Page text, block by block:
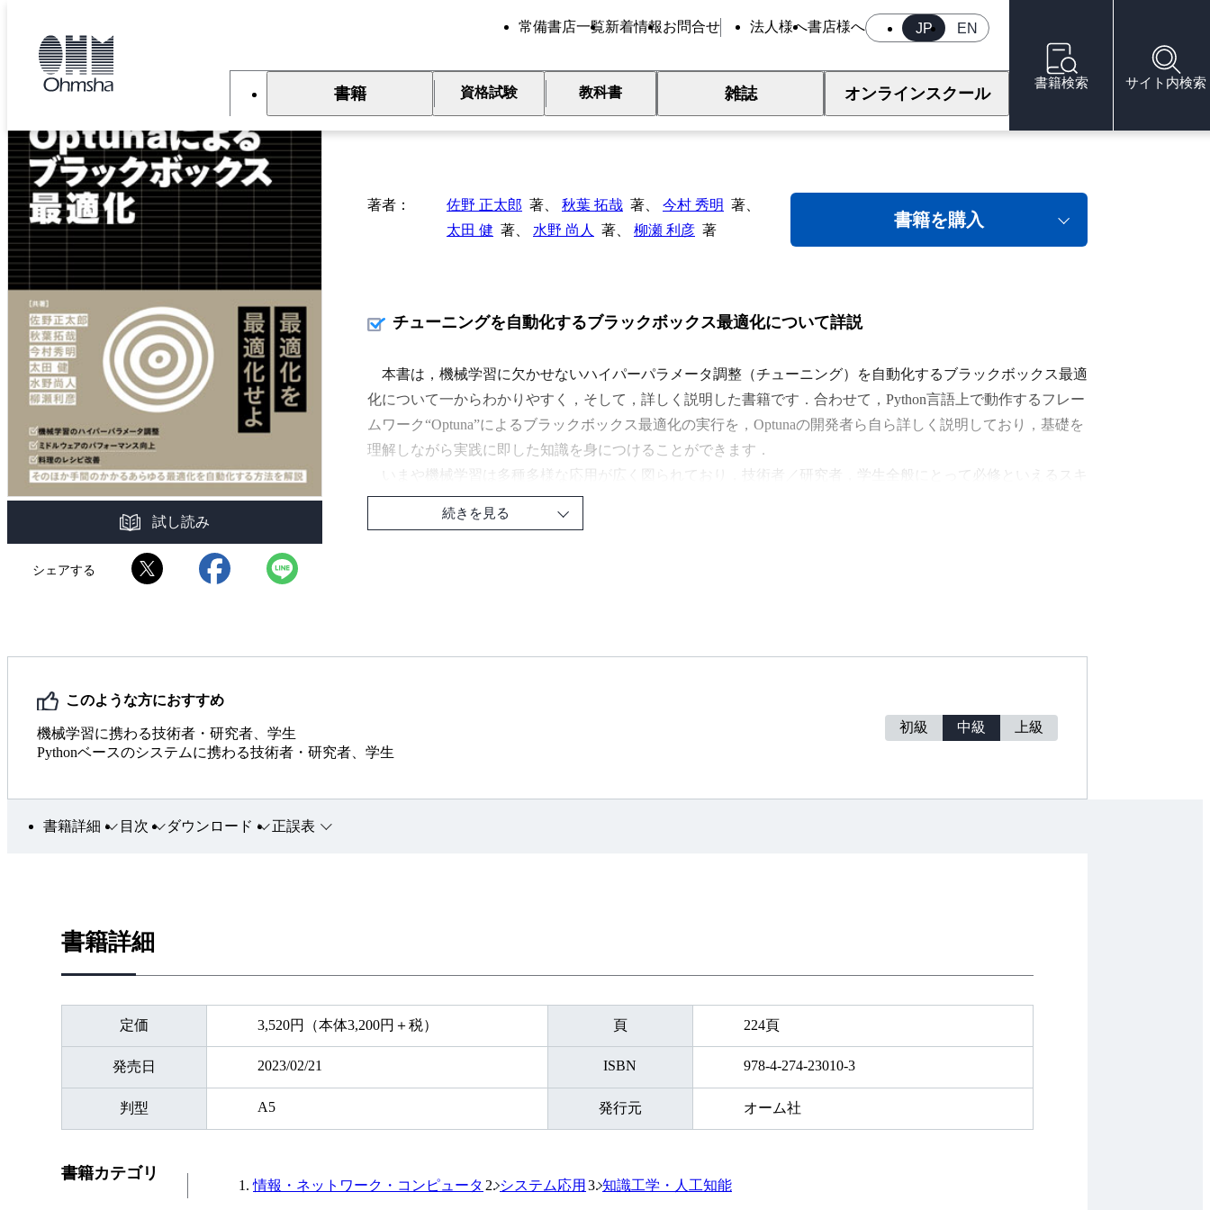
JP EN
常備書店一覧新着情報お問合せ 法人様へ書店様へ
書籍 資格試験 教科書 雑誌 オンラインスクール
書籍検索 サイト内検索
Optunaによるブラックボックス最適化
試し読み
シェアする
著者 佐野 正太郎 著、 秋葉 拓哉 著、 今村 秀明 著、
太田 健 著、 水野 尚人 著、 柳瀬 利彦 著
書籍を購入
チューニングを自動化するブラックボックス最適化について詳説
本書は，機械学習に欠かせないハイパーパラメータ調整（チューニング）を自動化するブラックボックス最適
化について一からわかりやすく，そして，詳しく説明した書籍です．合わせて，Python言語上で動作するフレー
ムワーク“Optuna”によるブラックボックス最適化の実行を，Optunaの開発者ら自ら詳しく説明しており，基礎を
理解しながら実践に即した知識を身につけることができます．
いまや機械学習は多種多様な応用が広く図られており，技術者／研究者，学生全般にとって必修といえるスキ
ルになっていますが，その際に手間を要するのが，ハイパーパラメータ調整です．特に，深層学習（ディープラ
ーニング）では，ハイパーパラメータの数が多い傾向があるうえに，その調整が性能を大きく左右するといわれ
続きを見る
このような方におすすめ
機械学習に携わる技術者・研究者、学生
Pythonベースのシステムに携わる技術者・研究者、学生
初級 中級 上級
書籍詳細 目次 ダウンロード 正誤表
書籍詳細
定価 3,520円（本体3,200円＋税） 頁 224頁
発売日 2023/02/21 ISBN 978-4-274-23010-3
判型 A5 発行元 オーム社
書籍カテゴリ
情報・ネットワーク・コンピュータ システム応用 知識工学・人工知能